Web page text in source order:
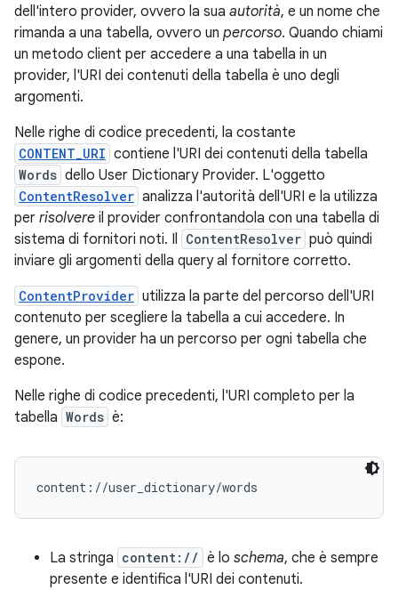
dell'intero provider, ovvero la sua autorità, e un nome che
rimanda a una tabella, ovvero un percorso. Quando chiami
un metodo client per accedere a una tabella in un
provider, l'URI dei contenuti della tabella è uno degli
argomenti.
Nelle righe di codice precedenti, la costante
CONTENT_URI contiene l'URI dei contenuti della tabella
Words dello User Dictionary Provider. L'oggetto
ContentResolver analizza l'autorità dell'URI e la utilizza
per risolvere il provider confrontandola con una tabella di
sistema di fornitori noti. Il
ContentResolver può quindi
inviare gli argomenti della query al fornitore corretto.
ContentProvider utilizza la parte del percorso dell'URI
contenuto per scegliere la tabella a cui accedere. In
genere, un provider ha un percorso per ogni tabella che
espone.
Nelle righe di codice precedenti, l'URI completo per la
tabella Words è:
La stringa content:// è lo schema, che è sempre
presente e identifica l'URI dei contenuti.